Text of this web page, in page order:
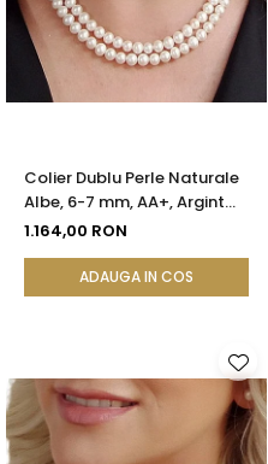
Colier Dublu Perle Naturale
Albe, 6-7 mm, AA+, Argint
925 | KASKADDA®
1.164,00 RON
ADAUGA IN COS